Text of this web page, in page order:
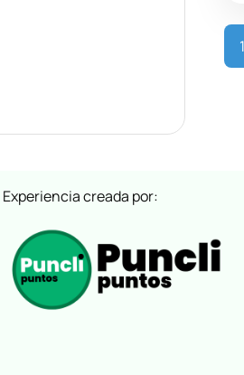
Experiencia creada por: